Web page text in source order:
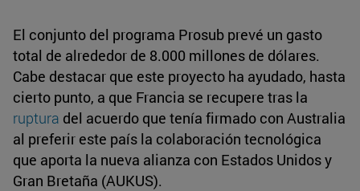
El conjunto del programa Prosub prevé un gasto
total de alrededor de 8.000 millones de dólares.
Cabe destacar que este proyecto ha ayudado, hasta
cierto punto, a que Francia se recupere tras la
ruptura del acuerdo que tenía firmado con Australia
al preferir este país la colaboración tecnológica
que aporta la nueva alianza con Estados Unidos y
Gran Bretaña (AUKUS).